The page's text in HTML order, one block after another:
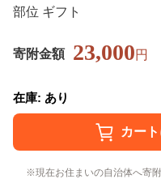
部位 ギフト
寄附金額 23,000円
在庫: あり
現在お住まいの自治体へ寄